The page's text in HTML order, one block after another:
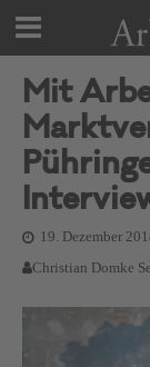
Mit
19. Dezember
Christian Domke